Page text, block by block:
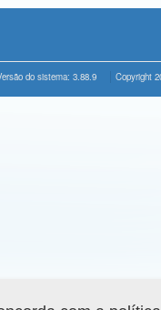
do sistema: 3.88.9 Copyright